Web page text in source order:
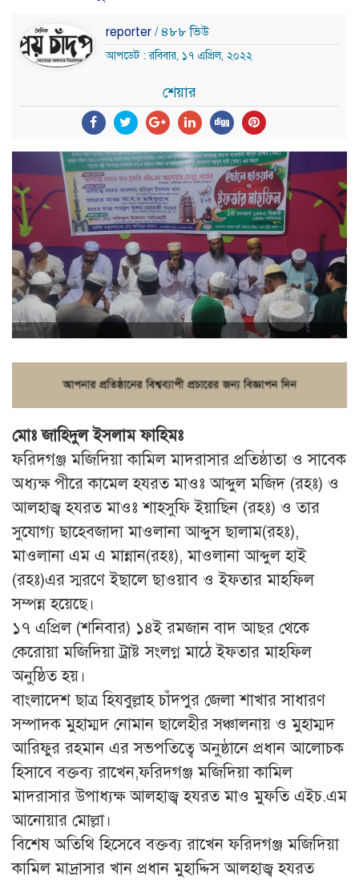
reporter / ৪৮৮ ভিউ
আপডেট : রবিবার, ১৭ এপ্রিল, ২০২২
শেয়ার
মোঃ জাহিদুল ইসলাম ফাহিমঃ
ফরিদগঞ্জ মজিদিয়া কামিল মাদরাসার প্রতিষ্ঠাতা ও সাবেক
অধ্যক্ষ পীরে কামেল হযরত মাওঃ আব্দুল মজিদ (রহঃ) ও
আলহাজ্ব হযরত মাওঃ শাহসুফি ইয়াছিন (রহঃ) ও তার
সুযোগ্য ছাহেবজাদা মাওলানা আব্দুস ছালাম(রহঃ),
মাওলানা এম এ মান্নান(রহঃ), মাওলানা আব্দুল হাই
(রহঃ)এর স্মরণে ইছালে ছাওয়াব ও ইফতার মাহফিল
সম্পন্ন হয়েছে।
১৭ এপ্রিল (শনিবার) ১৪ই রমজান বাদ আছর থেকে
কেরোয়া মজিদিয়া ট্রাষ্ট সংলগ্ন মাঠে ইফতার মাহফিল
অনুষ্ঠিত হয়।
বাংলাদেশ ছাত্র হিযবুল্লাহ চাঁদপুর জেলা শাখার সাধারণ
সম্পাদক মুহাম্মদ নোমান ছালেহীর সঞ্চালনায় ও মুহাম্মদ
আরিফুর রহমান এর সভপতিত্বে অনুষ্ঠানে প্রধান আলোচক
হিসাবে বক্তব্য রাখেন,ফরিদগঞ্জ মজিদিয়া কামিল
মাদরাসার উপাধ্যক্ষ আলহাজ্ব হযরত মাও মুফতি এইচ.এম
আনোয়ার মোল্লা।
বিশেষ অতিথি হিসেবে বক্তব্য রাখেন ফরিদগঞ্জ মজিদিয়া
কামিল মাদ্রাসার খান প্রধান মুহাদ্দিস আলহাজ্ব হযরত